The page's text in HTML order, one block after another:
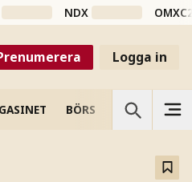
NDX
Logga in
BÖRS VETENSKAP